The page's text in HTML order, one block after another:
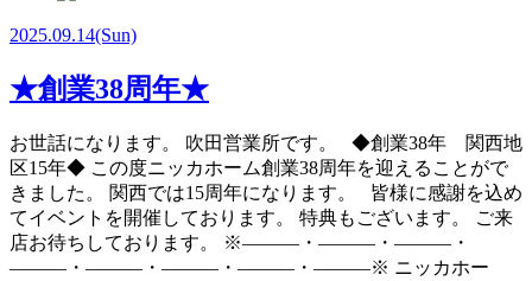
2025.09.14(Sun)
★創業38周年★
お世話になります。 吹田営業所です。 ◆創業38年 関西地
区15年◆ この度ニッカホーム創業38周年を迎えることがで
きました。 関西では15周年になります。 皆様に感謝を込め
てイベントを開催しております。 特典もございます。 ご来
店お待ちしております。 ※―――・―――・―――・
―――・―――・―――・―――・―――※ ニッカホー